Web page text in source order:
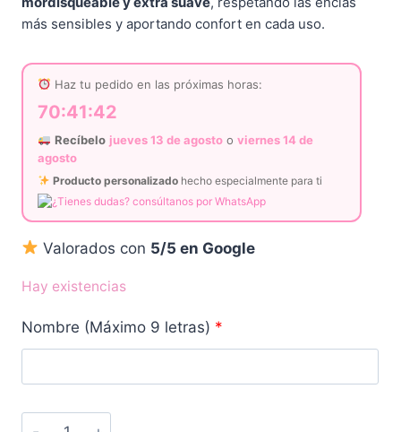
más sensibles y aportando confort en cada uso.
Haz tu pedido en las próximas horas:
70:41:42
Recíbelo jueves 13 de agostoo viernes 14 de
agosto
Producto personalizadohecho especialmente para ti
¿Tienes dudas? consúltanos por WhatsApp
Valorados con 5/5 en Google
Hay existencias
Nombre (Máximo 9 letras) *